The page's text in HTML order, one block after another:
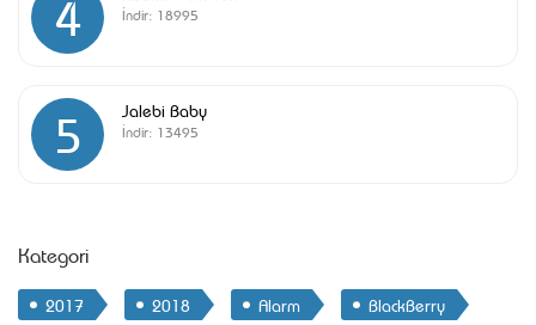
4 İndir: 18995
5 Jalebi Baby
İndir: 13495
Kategori
2017 2018 Alarm
BlackBerry